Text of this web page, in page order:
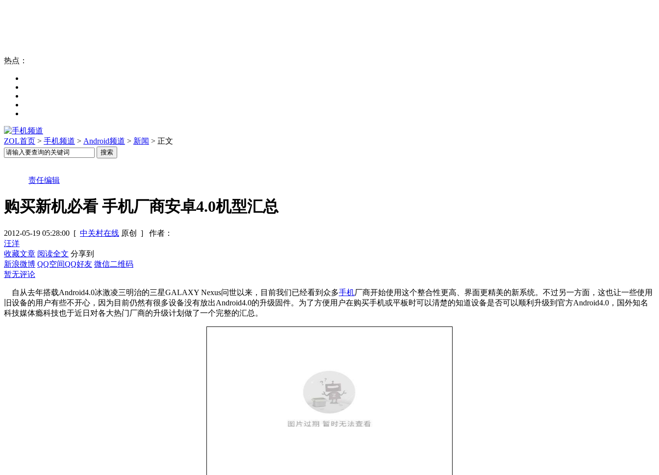
热点：
ZOL首页 > 手机频道 > Android频道 > 新闻 > 正文
责任编辑
购买新机必看 手机厂商安卓4.0机型汇总
2012-05-19 05:28:00 [ 中关村在线 原创 ]
作者：
汪洋
收藏文章 阅读全文 分享到
新浪微博 QQ空间QQ好友 微信二维码
暂无评论
自从去年搭载Android4.0冰激凌三明治的三星GALAXY Nexus问世以来，目前我们已经看到众多手机厂商开始使用这个整合性更高、界面更精美的新系统。不过另一方面，这也让一些使用
旧设备的用户有些不开心，因为目前仍然有很多设备没有放出Android4.0的升级固件。为了方便用户在购买手机或平板时可以清楚的知道设备是否可以顺利升级到官方Android4.0，国外知名
科技媒体瘾科技也于近日对各大热门厂商的升级计划做了一个完整的汇总。